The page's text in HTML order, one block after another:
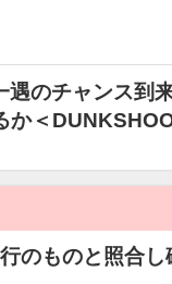
遇のチャンス到
か＜
のものと照合し